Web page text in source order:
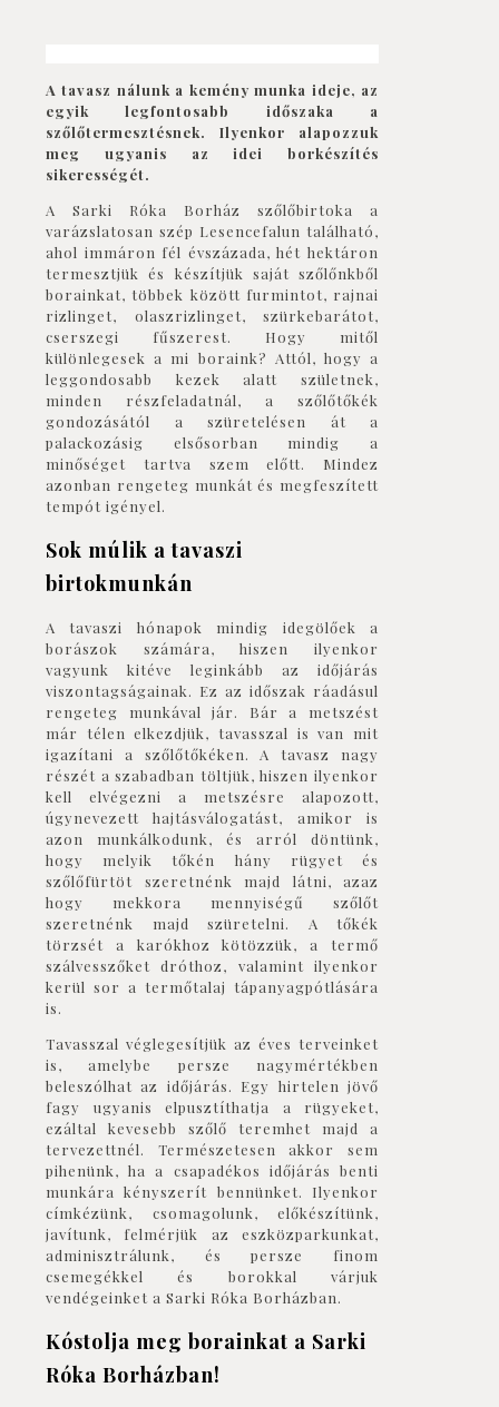
A tavasz nálunk a kemény munka ideje, az
egyik legfontosabb időszaka a
szőlőtermesztésnek. Ilyenkor alapozzuk
meg ugyanis az idei borkészítés
sikerességét.
A Sarki Róka Borház szőlőbirtoka a
varázslatosan szép Lesencefalun található,
ahol immáron fél évszázada, hét hektáron
termesztjük és készítjük saját szőlőnkből
borainkat, többek között furmintot, rajnai
rizlinget, olaszrizlinget, szürkebarátot,
cserszegi fűszerest. Hogy mitől
különlegesek a mi boraink? Attól, hogy a
leggondosabb kezek alatt születnek,
minden részfeladatnál, a szőlőtőkék
gondozásától a szüretelésen át a
palackozásig elsősorban mindig a
minőséget tartva szem előtt. Mindez
azonban rengeteg munkát és megfeszített
tempót igényel.
Sok múlik a tavaszi
birtokmunkán
A tavaszi hónapok mindig idegölőek a
borászok számára, hiszen ilyenkor
vagyunk kitéve leginkább az időjárás
viszontagságainak. Ez az időszak ráadásul
rengeteg munkával jár. Bár a metszést
már télen elkezdjük, tavasszal is van mit
igazítani a szőlőtőkéken. A tavasz nagy
részét a szabadban töltjük, hiszen ilyenkor
kell elvégezni a metszésre alapozott,
úgynevezett hajtásválogatást, amikor is
azon munkálkodunk, és arról döntünk,
hogy melyik tőkén hány rügyet és
szőlőfürtöt szeretnénk majd látni, azaz
hogy mekkora mennyiségű szőlőt
szeretnénk majd szüretelni. A tőkék
törzsét a karókhoz kötözzük, a termő
szálvesszőket dróthoz, valamint ilyenkor
kerül sor a termőtalaj tápanyagpótlására
is.
Tavasszal véglegesítjük az éves terveinket
is, amelybe persze nagymértékben
beleszólhat az időjárás. Egy hirtelen jövő
fagy ugyanis elpusztíthatja a rügyeket,
ezáltal kevesebb szőlő teremhet majd a
tervezettnél. Természetesen akkor sem
pihenünk, ha a csapadékos időjárás benti
munkára kényszerít bennünket. Ilyenkor
címkézünk, csomagolunk, előkészítünk,
javítunk, felmérjük az eszközparkunkat,
adminisztrálunk, és persze finom
csemegékkel és borokkal várjuk
vendégeinket a Sarki Róka Borházban.
Kóstolja meg borainkat a Sarki
Róka Borházban!